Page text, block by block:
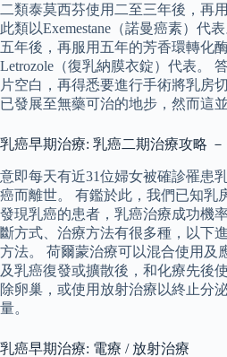
二類泰莫西芬使用二至三年後，再
此類以Exemestane（諾曼癌素）代
五年後，再服用五年的芳香環轉化
Letrozole（復乳納膜衣錠）代表。
片空白，再得悉要進行手術將乳房
已發展至無藥可治的地步，然而這
乳癌早期治療: 乳癌二期治療攻略
意即每天有近31位婦女被確診罹患
癌而離世。 有鑑於此，我們已知乳
發現乳癌的患者，乳癌治療成功機
斷方式、治療方法有很多種，以下
方法。 荷爾蒙治療可以混合使用及
及乳癌復發或擴散後，和化療先後
除卵巢，或使用放射治療以終止分
量。
乳癌早期治療: 電療 / 放射治療